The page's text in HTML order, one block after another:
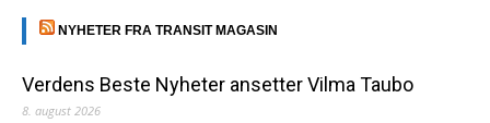
NYHETER FRA TRANSIT MAGASIN
Verdens Beste Nyheter ansetter Vilma Taubo
8. august 2026